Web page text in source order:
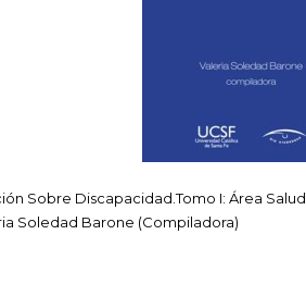
Sobre Discapacidad.Tomo I: Área Salud.
Soledad Barone (Compiladora)